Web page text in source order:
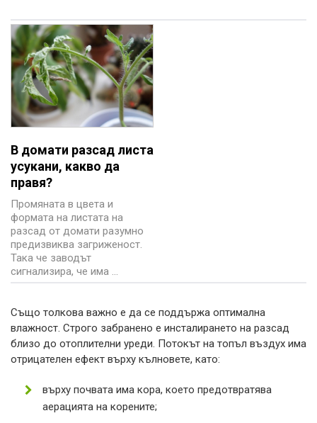
В домати разсад листа
усукани, какво да
правя?
Промяната в цвета и
формата на листата на
разсад от домати разумно
предизвиква загриженост.
Така че заводът
сигнализира, че има ...
Също толкова важно е да се поддържа оптимална
влажност. Строго забранено е инсталирането на разсад
близо до отоплителни уреди. Потокът на топъл въздух има
отрицателен ефект върху кълновете, като:
върху почвата има кора, което предотвратява
аерацията на корените;